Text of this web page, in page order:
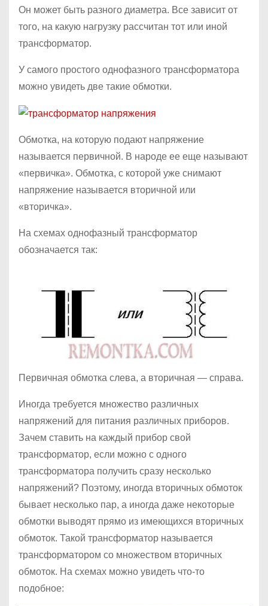
Он может быть разного диаметра. Все зависит от
того, на какую нагрузку рассчитан тот или иной
трансформатор.
У самого простого однофазного трансформатора
можно увидеть две такие обмотки.
Обмотка, на которую подают напряжение
называется первичной. В народе ее еще называют
«первичка». Обмотка, с которой уже снимают
напряжение называется вторичной или
«вторичка».
На схемах однофазный трансформатор
обозначается так:
Первичная обмотка слева, а вторичная — справа.
Иногда требуется множество различных
напряжений для питания различных приборов.
Зачем ставить на каждый прибор свой
трансформатор, если можно с одного
трансформатора получить сразу несколько
напряжений? Поэтому, иногда вторичных обмоток
бывает несколько пар, а иногда даже некоторые
обмотки выводят прямо из имеющихся вторичных
обмоток. Такой трансформатор называется
трансформатором со множеством вторичных
обмоток. На схемах можно увидеть что-то
подобное: